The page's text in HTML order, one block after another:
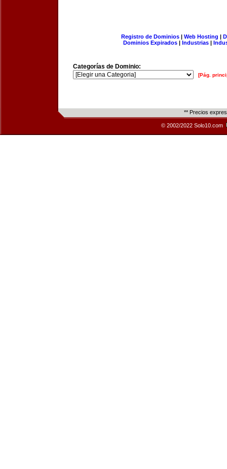
Registro de Dominios| Web Hosting |
Dominios Expirados | Industrias |
Categorías de Dominio:
[Pág.
** Precios
© 2002/2022 Solo10.com